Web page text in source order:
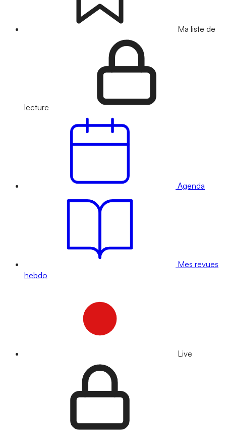
Ma liste de
lecture
Agenda
Mes revues
hebdo
Live